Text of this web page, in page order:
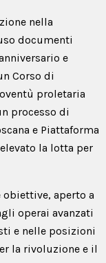
nella
documenti
e
Corso di
proletaria
processo di
e Piattaforma
la lotta per
obiettive, aperto a
operai avanzati
e nelle posizioni
la rivoluzione e il